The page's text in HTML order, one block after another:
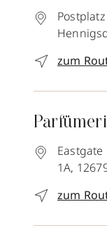
zum
1A,
zum